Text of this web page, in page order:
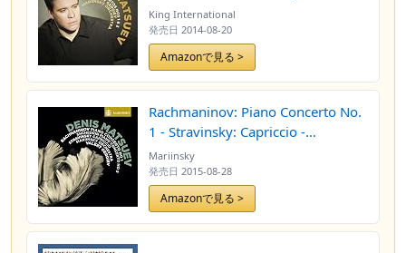
Concertos Nos 1 & 2 / Denis
Matsuev | Valery Gergiev |
Mariinsky Orchestra) [SACD
Hybrid] [輸入盤] [日本語解説・歌詞
King International
発売日 2014-08-20
Amazonで見る >
Rachmaninov: Piano Concerto No.
1 - Stravinsky: Capriccio -
Shchedrin: Piano Concerto No 2
Mariinsky
発売日 2015-08-28
Amazonで見る >